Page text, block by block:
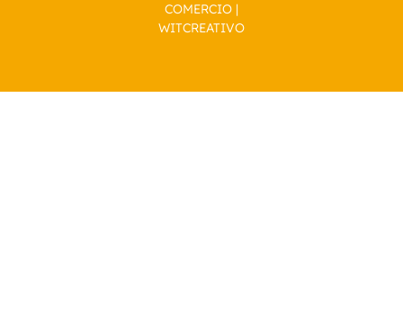
COMERCIO|
WITCREATIVO